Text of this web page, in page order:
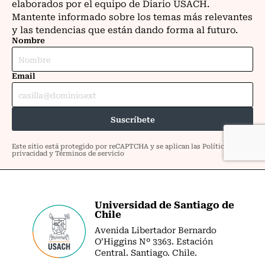
Universidad de Santiago de
Chile
Avenida Libertador Bernardo
O’Higgins Nº 3363. Estación
Central. Santiago. Chile.